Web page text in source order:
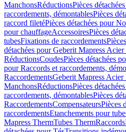
ManchonsRéductionsPièces
raccordements, démontablesPièces
raccord filetéPièces détachées pour
pour chauffageAccessoiresPièces
tubesFixations de raccordements
détachées pour Geberit Mapress
RéductionsCoudesPièces détachées
pour Raccords et raccordements,
RaccordementsGeberit Mapress
ManchonsRéductionsPièces
raccordements, démontablesPièces
RaccordementsCompensateursPièces
raccordementsEtanchements pour
Mapress ThermTubes ThermRaccords